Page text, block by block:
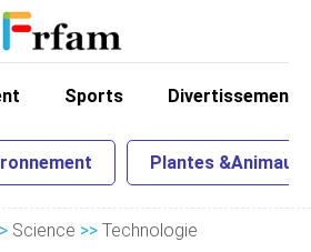
Sports Divertissement
Plantes &Animaux
Science >> Technologie